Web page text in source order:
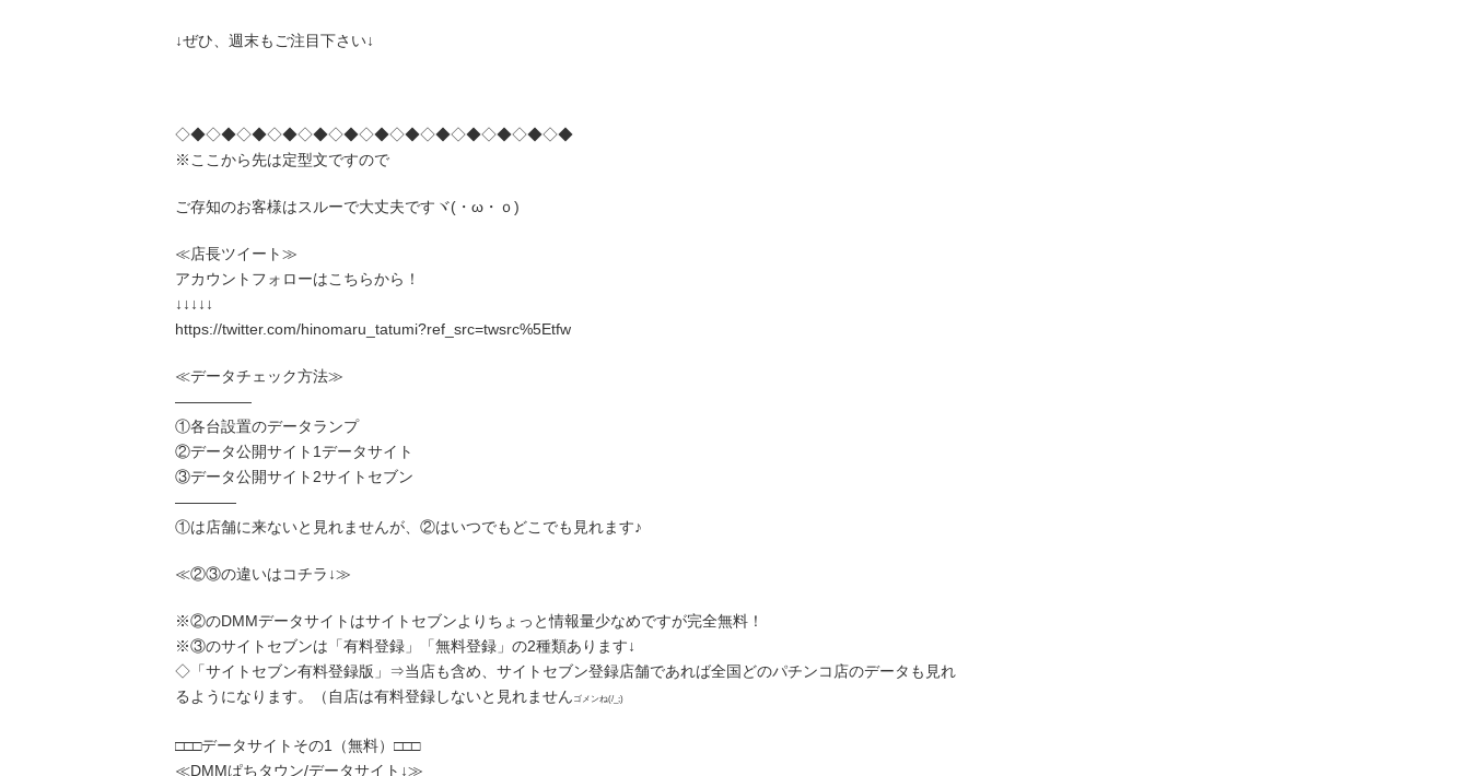
↓ぜひ、週末もご注目下さい↓
◇◆◇◆◇◆◇◆◇◆◇◆◇◆◇◆◇◆◇◆◇◆◇◆◇◆
※ここから先は定型文ですので
ご存知のお客様はスルーで大丈夫ですヾ(・ω・ｏ)
≪店長ツイート≫
アカウントフォローはこちらから！
↓↓↓↓↓
https://twitter.com/hinomaru_tatumi?ref_src=twsrc%5Etfw
≪データチェック方法≫
―――――
①各台設置のデータランプ
②データ公開サイト1データサイト
③データ公開サイト2サイトセブン
――――
①は店舗に来ないと見れませんが、②はいつでもどこでも見れます♪
≪②③の違いはコチラ↓≫
※②のDMMデータサイトはサイトセブンよりちょっと情報量少なめですが完全無料！
※③のサイトセブンは「有料登録」「無料登録」の2種類あります↓
◇「サイトセブン有料登録版」⇒当店も含め、サイトセブン登録店舗であれば全国どのパチンコ店のデータも見れ
るようになります。（自店は有料登録しないと見れません ゴメンね(/_;)
□□□データサイトその1（無料）□□□
≪DMMぱちタウン/データサイト↓≫